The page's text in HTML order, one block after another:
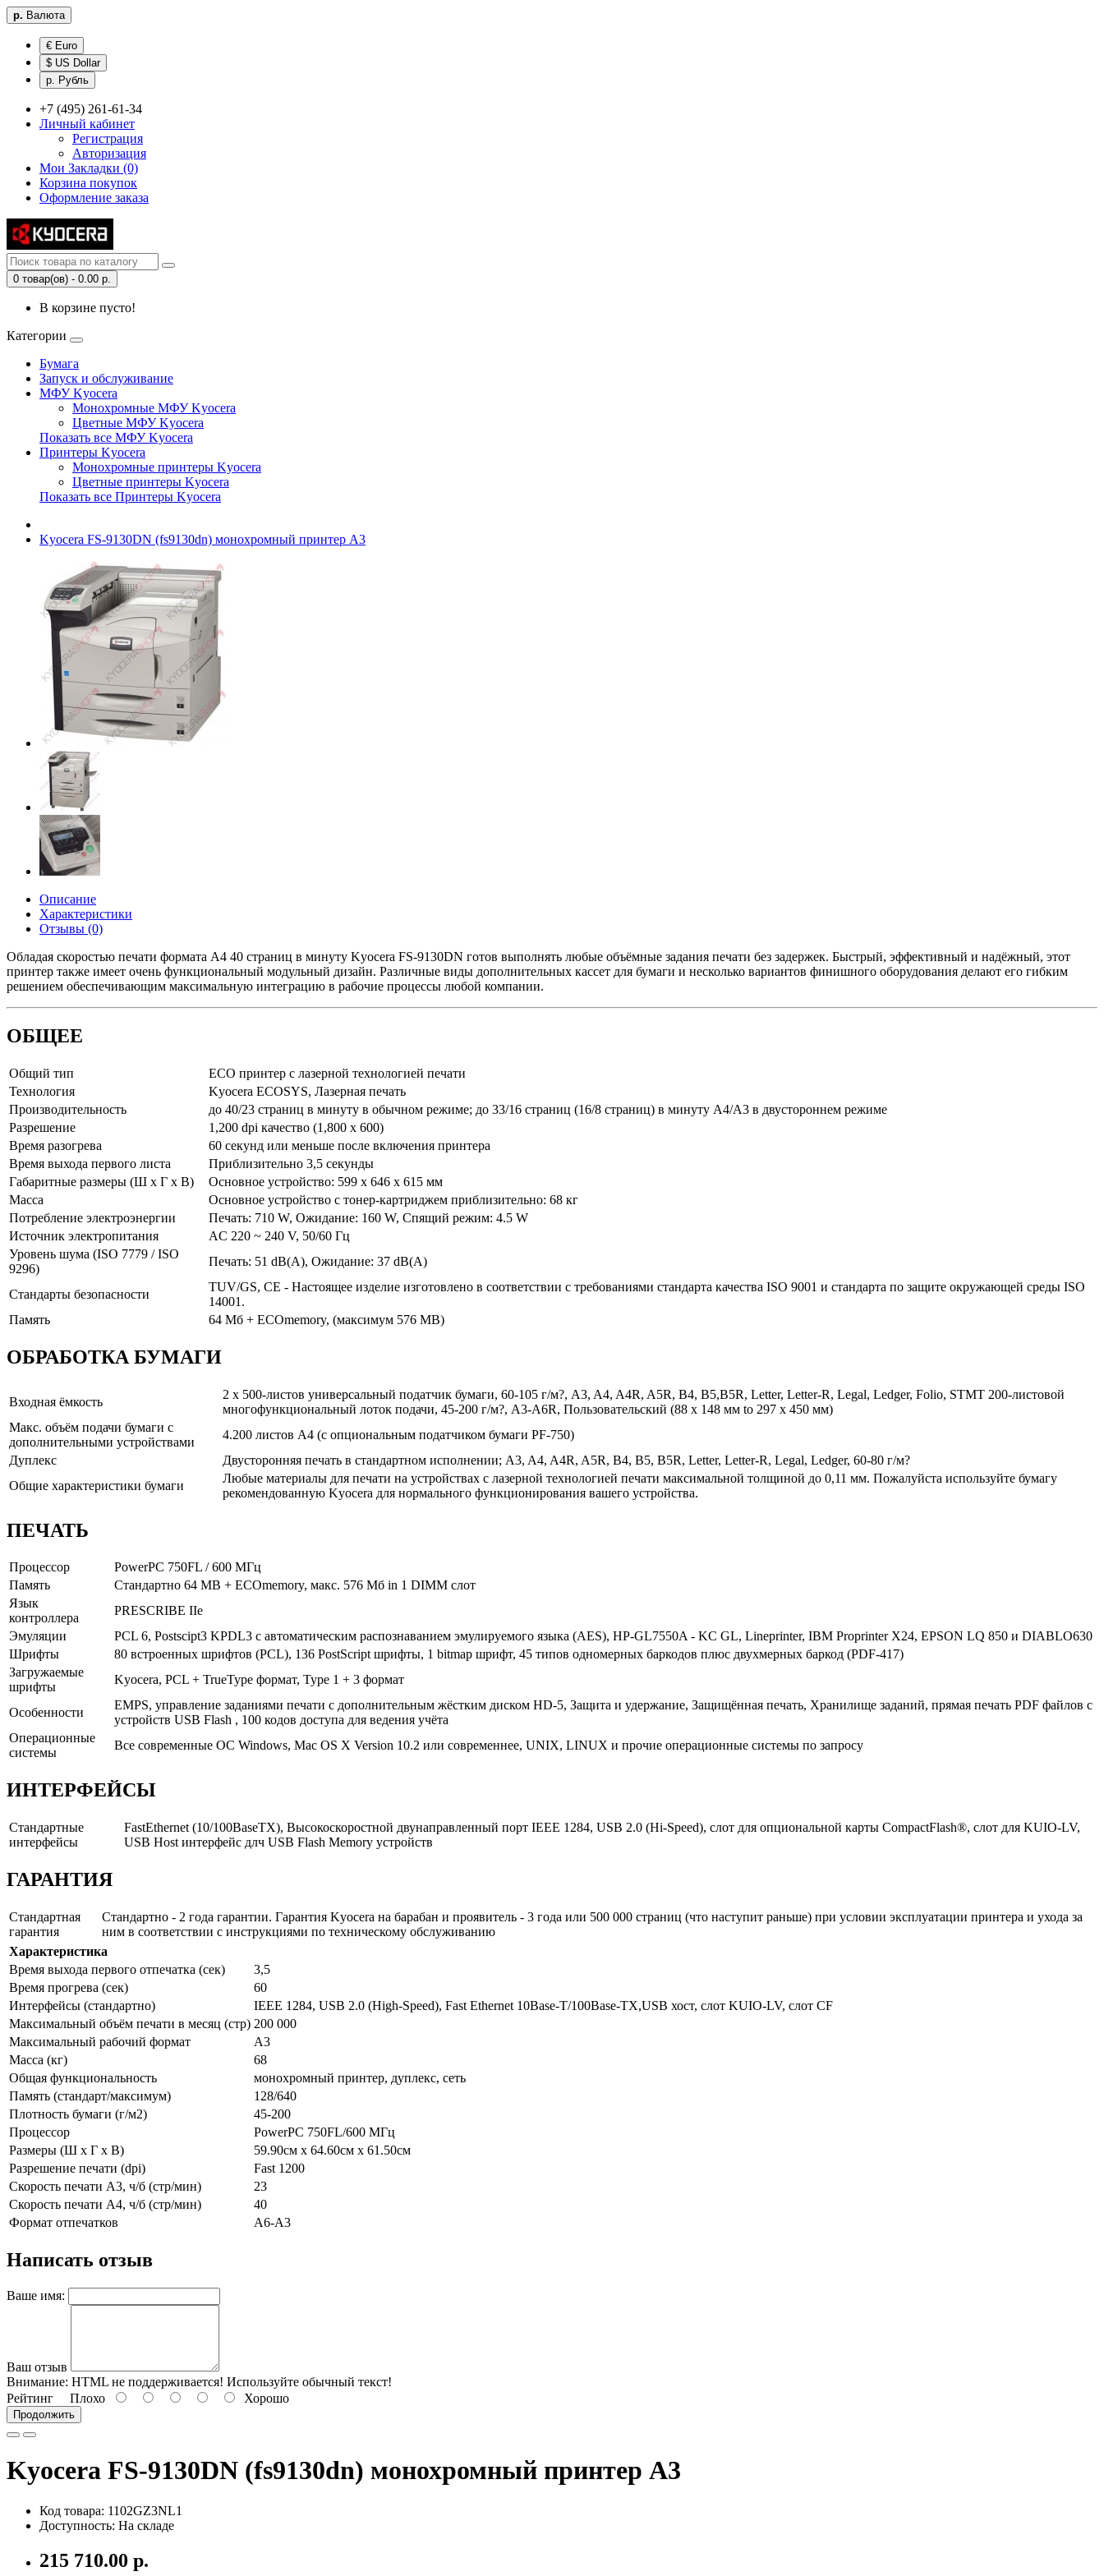
р. Валюта
€ Euro
$ US Dollar
р. Рубль
+7 (495) 261-61-34
Личный кабинет
Регистрация
Авторизация
Мои Закладки (0)
Корзина покупок
Оформление заказа
0 товар(ов) - 0.00 р.
В корзине пусто!
Категории
Бумага
Запуск и обслуживание
МФУ Kyocera
Монохромные МФУ Kyocera
Цветные МФУ Kyocera
Показать все МФУ Kyocera
Принтеры Kyocera
Монохромные принтеры Kyocera
Цветные принтеры Kyocera
Показать все Принтеры Kyocera
Kyocera FS-9130DN (fs9130dn) монохромный принтер A3
Описание
Характеристики
Отзывы (0)
Обладая скоростью печати формата A4 40 страниц в минуту Kyocera FS-9130DN готов выполнять любые объёмные задания печати без задержек. Быстрый, эффективный и надёжный, этот
принтер также имеет очень функциональный модульный дизайн. Различные виды дополнительных кассет для бумаги и несколько вариантов финишного оборудования делают его гибким
решением обеспечивающим максимальную интеграцию в рабочие процессы любой компании.
ОБЩЕЕ
Общий тип
ECO принтер с лазерной технологией печати
Технология
Kyocera ECOSYS, Лазерная печать
Производительность
до 40/23 страниц в минуту в обычном режиме; до 33/16 страниц (16/8 страниц) в минуту A4/A3 в двустороннем режиме
Разрешение
1,200 dpi качество (1,800 x 600)
Время разогрева
60 секунд или меньше после включения принтера
Время выхода первого листа
Приблизительно 3,5 секунды
Габаритные размеры (Ш x Г x В)
Основное устройство: 599 x 646 x 615 мм
Масса
Основное устройство с тонер-картриджем приблизительно: 68 кг
Потребление электроэнергии
Печать: 710 W, Ожидание: 160 W, Спящий режим: 4.5 W
Источник электропитания
AC 220 ~ 240 V, 50/60 Гц
Уровень шума (ISO 7779 / ISO
9296)
Печать: 51 dB(A), Ожидание: 37 dB(A)
Стандарты безопасности
TUV/GS, CE - Настоящее изделие изготовлено в соответствии с требованиями стандарта качества ISO 9001 и стандарта по защите окружающей среды ISO
14001.
Память
64 Мб + ECOmemory, (максимум 576 MB)
ОБРАБОТКА БУМАГИ
Входная ёмкость
2 x 500-листов универсальный податчик бумаги, 60-105 г/м?, A3, A4, A4R, A5R, B4, B5,B5R, Letter, Letter-R, Legal, Ledger, Folio, STMT 200-листовой
многофункциональный лоток подачи, 45-200 г/м?, A3-A6R, Пользовательский (88 x 148 мм to 297 x 450 мм)
Макс. объём подачи бумаги с
дополнительными устройствами
4.200 листов A4 (с опциональным податчиком бумаги PF-750)
Дуплекс
Двусторонняя печать в стандартном исполнении; A3, A4, A4R, A5R, B4, B5, B5R, Letter, Letter-R, Legal, Ledger, 60-80 г/м?
Общие характеристики бумаги
Любые материалы для печати на устройствах с лазерной технологией печати максимальной толщиной до 0,11 мм. Пожалуйста используйте бумагу
рекомендованную Kyocera для нормального функционирования вашего устройства.
ПЕЧАТЬ
Процессор
PowerPC 750FL / 600 МГц
Память
Стандартно 64 MB + ECOmemory, макс. 576 Мб in 1 DIMM слот
Язык
контроллера
PRESCRIBE IIe
Эмуляции
PCL 6, Postscipt3 KPDL3 с автоматическим распознаванием эмулируемого языка (AES), HP-GL7550A - KC GL, Lineprinter, IBM Proprinter X24, EPSON LQ 850 и DIABLO630
Шрифты
80 встроенных шрифтов (PCL), 136 PostScript шрифты, 1 bitmap шрифт, 45 типов одномерных баркодов плюс двухмерных баркод (PDF-417)
Загружаемые
шрифты
Kyocera, PCL + TrueType формат, Type 1 + 3 формат
Особенности
EMPS, управление заданиями печати с дополнительным жёстким диском HD-5, Защита и удержание, Защищённая печать, Хранилище заданий, прямая печать PDF файлов с
устройств USB Flash , 100 кодов доступа для ведения учёта
Операционные
системы
Все современные ОС Windows, Mac OS X Version 10.2 или современнее, UNIX, LINUX и прочие операционные системы по запросу
ИНТЕРФЕЙСЫ
Стандартные
интерфейсы
FastEthernet (10/100BaseTX), Высокоскоростной двунаправленный порт IEEE 1284, USB 2.0 (Hi-Speed), слот для опциональной карты CompactFlash®, слот для KUIO-LV,
USB Host интерфейс длч USB Flash Memory устройств
ГАРАНТИЯ
Стандартная
гарантия
Стандартно - 2 года гарантии. Гарантия Kyocera на барабан и проявитель - 3 года или 500 000 страниц (что наступит раньше) при условии эксплуатации принтера и ухода за
ним в соответствии с инструкциями по техническому обслуживанию
Характеристика
Время выхода первого отпечатка (сек)
3,5
Время прогрева (сек)
60
Интерфейсы (стандартно)
IEEE 1284, USB 2.0 (High-Speed), Fast Ethernet 10Base-T/100Base-TX,USB хост, слот KUIO-LV, слот CF
Максимальный объём печати в месяц (стр) 200 000
Максимальный рабочий формат
A3
Масса (кг)
68
Общая функциональность
монохромный принтер, дуплекс, сеть
Память (стандарт/максимум)
128/640
Плотность бумаги (г/м2)
45-200
Процессор
PowerPC 750FL/600 МГц
Размеры (Ш x Г x В)
59.90см x 64.60см x 61.50см
Разрешение печати (dpi)
Fast 1200
Скорость печати А3, ч/б (стр/мин)
23
Скорость печати А4, ч/б (стр/мин)
40
Формат отпечатков
A6-А3
Написать отзыв
Ваше имя:
Ваш отзыв
Внимание: HTML не поддерживается! Используйте обычный текст!
Рейтинг Плохо Хорошо
Продолжить
Kyocera FS-9130DN (fs9130dn) монохромный принтер A3
Код товара: 1102GZ3NL1
Доступность: На складе
215 710.00 р.